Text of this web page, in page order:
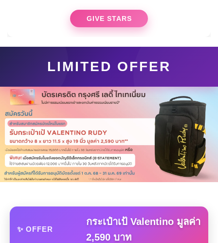
GIVE STARS
LIMITED OFFER
✨ OFFER
กระเป๋าเป้ Valentino มูลค่า
2,590 บาท